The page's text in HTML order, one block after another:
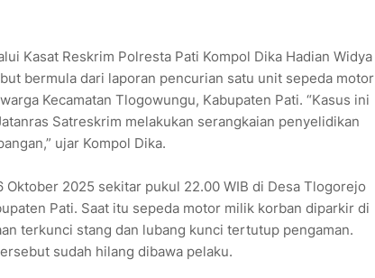
Kasat Reskrim Polresta Pati Kompol Dika Hadian Widya
bermula dari laporan pencurian satu unit sepeda motor
Kecamatan Tlogowungu, Kabupaten Pati. “Kasus ini
Satreskrim melakukan serangkaian penyelidikan
ujar Kompol Dika.
2025 sekitar pukul 22.00 WIB di Desa Tlogorejo
Pati. Saat itu sepeda motor milik korban diparkir di
terkunci stang dan lubang kunci tertutup pengaman.
sudah hilang dibawa pelaku.